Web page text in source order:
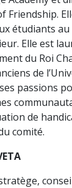
Friendship.
étudiants
Elle est
du Roi
de
passions
de
comité.